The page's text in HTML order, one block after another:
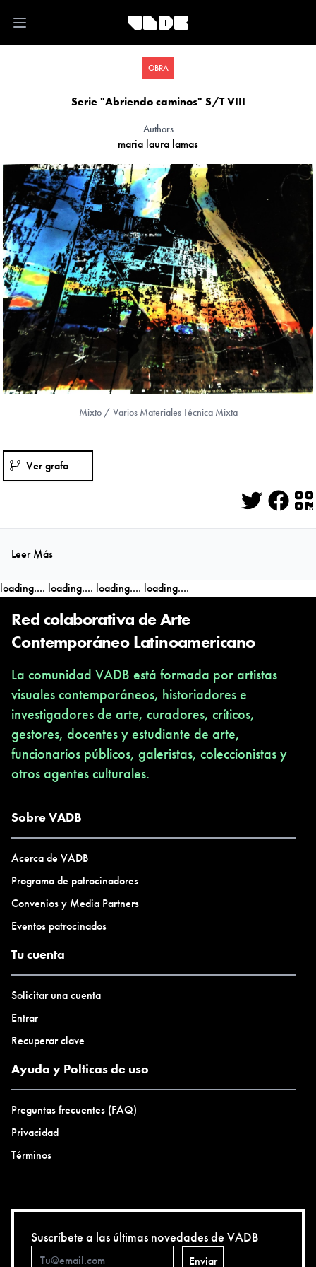
Open main menu
OBRA
Serie "Abriendo caminos" S/T VIII
Authors
maria laura lamas
Mixto / Varios Materiales Técnica Mixta
Ver grafo
Twitter
Leer Más
loading.... loading.... loading.... loading....
Red colaborativa de Arte
Contemporáneo Latinoamericano
La comunidad VADB está formada por artistas
visuales contemporáneos, historiadores e
investigadores de arte, curadores, críticos,
gestores, docentes y estudiante de arte,
funcionarios públicos, galeristas, coleccionistas y
otros agentes culturales.
Sobre VADB
Acerca de VADB
Programa de patrocinadores
Convenios y Media Partners
Eventos patrocinados
Tu cuenta
Solicitar una cuenta
Entrar
Recuperar clave
Ayuda y Polticas de uso
Preguntas frecuentes (FAQ)
Privacidad
Términos
Suscríbete a las últimas novedades de VADB
Enviar